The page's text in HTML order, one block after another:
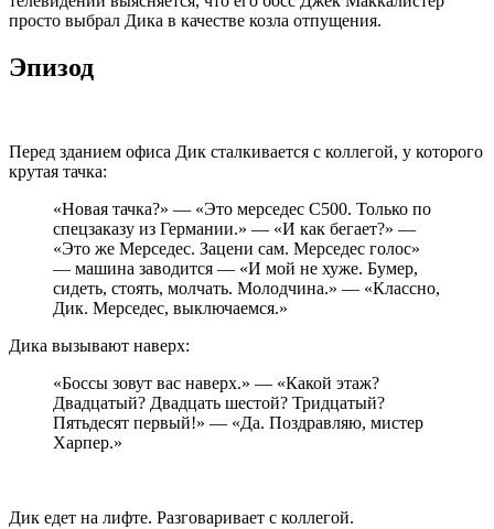
просто выбрал Дика в качестве козла отпущения.
Эпизод
Перед зданием офиса Дик сталкивается с коллегой, у которого
крутая тачка:
«Новая тачка?» — «Это мерседес C500. Только по
спецзаказу из Германии.» — «И как бегает?» —
«Это же Мерседес. Зацени сам. Мерседес голос»
— машина заводится — «И мой не хуже. Бумер,
сидеть, стоять, молчать. Молодчина.» — «Классно,
Дик. Мерседес, выключаемся.»
Дика вызывают наверх:
«Боссы зовут вас наверх.» — «Какой этаж?
Двадцатый? Двадцать шестой? Тридцатый?
Пятьдесят первый!» — «Да. Поздравляю, мистер
Харпер.»
Дик едет на лифте. Разговаривает с коллегой.